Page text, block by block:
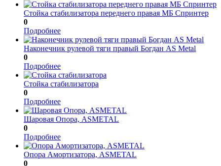
Стойка стабилизатора переднего правая МБ Спринтер
0
Подробнее
Наконечник рулевой тяги правый Богдан AS Metal
0
Подробнее
Стойка стабилизатора
0
Подробнее
Шаровая Опора, ASMETAL
0
Подробнее
Опора Амортизатора, ASMETAL
0